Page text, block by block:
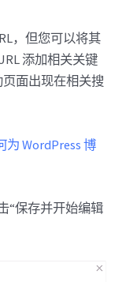
，但您可以将其
添加相关关键
面出现在相关搜
为 WordPress 博
“保存并开始编辑